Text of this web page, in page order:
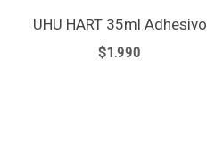
UHU HART 35ml Adhesivo
$1.990